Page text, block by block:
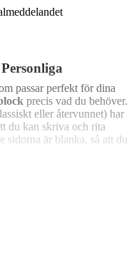
passar perfekt för dina
precis vad du behöver.
eller återvunnet) har
du kan skriva och rita
sidorna är blanka, så att du
ändamål, från
Behöver du en
våra
och se till att deras gåva